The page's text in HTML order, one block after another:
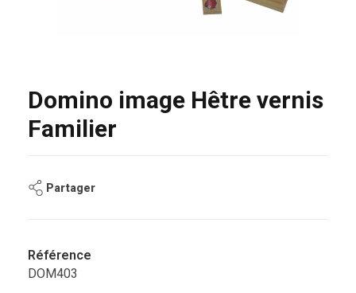
Domino image Hêtre vernis
Familier
Partager
Référence
DOM403